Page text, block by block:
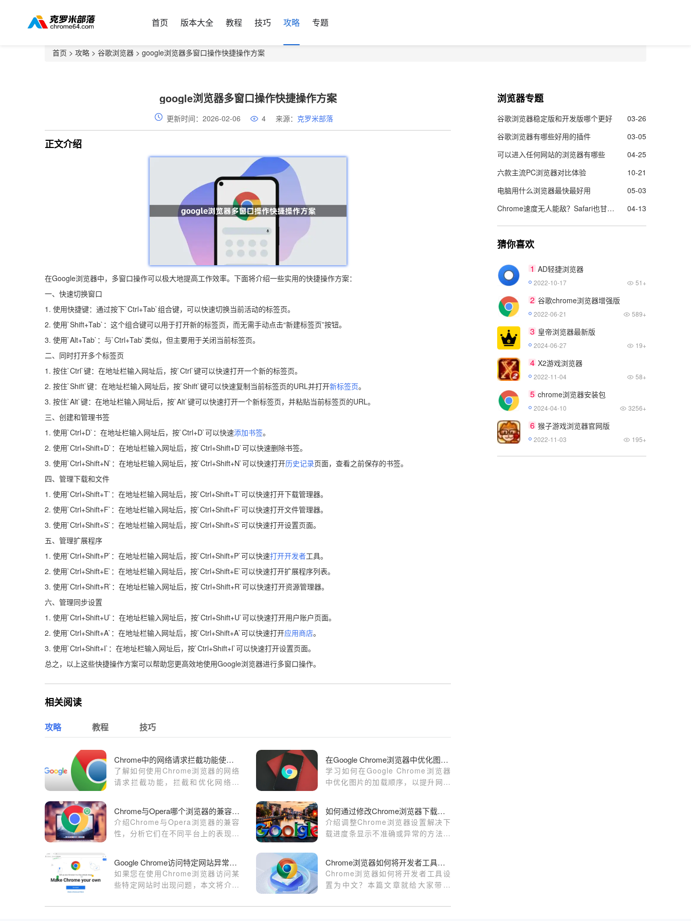
首页 版本大全 教程 技巧 攻略 专题
首页 > 攻略 > 谷歌浏览器 > google浏览器多窗口操作快捷操作方案
google浏览器多窗口操作快捷操作方案
更新时间：2026-02-06 4 来源： 克罗米部落
正文介绍
在Google浏览器中，多窗口操作可以极大地提高工作效率。下面将介绍一些实用的快捷操作方案：
一、快速切换窗口
1. 使用快捷键：通过按下`Ctrl+Tab`组合键，可以快速切换当前活动的标签页。
2. 使用`Shift+Tab`：这个组合键可以用于打开新的标签页，而无需手动点击“新建标签页”按钮。
3. 使用`Alt+Tab`：与`Ctrl+Tab`类似，但主要用于关闭当前标签页。
二、同时打开多个标签页
1. 按住`Ctrl`键：在地址栏输入网址后，按`Ctrl`键可以快速打开一个新的标签页。
2. 按住`Shift`键：在地址栏输入网址后，按`Shift`键可以快速复制当前标签页的URL并打开新标签页。
3. 按住`Alt`键：在地址栏输入网址后，按`Alt`键可以快速打开一个新标签页，并粘贴当前标签页的URL。
三、创建和管理书签
1. 使用`Ctrl+D`：在地址栏输入网址后，按`Ctrl+D`可以快速添加书签。
2. 使用`Ctrl+Shift+D`：在地址栏输入网址后，按`Ctrl+Shift+D`可以快速删除书签。
3. 使用`Ctrl+Shift+N`：在地址栏输入网址后，按`Ctrl+Shift+N`可以快速打开历史记录页面，查看之前保存的书签。
四、管理下载和文件
1. 使用`Ctrl+Shift+T`：在地址栏输入网址后，按`Ctrl+Shift+T`可以快速打开下载管理器。
2. 使用`Ctrl+Shift+F`：在地址栏输入网址后，按`Ctrl+Shift+F`可以快速打开文件管理器。
3. 使用`Ctrl+Shift+S`：在地址栏输入网址后，按`Ctrl+Shift+S`可以快速打开设置页面。
五、管理扩展程序
1. 使用`Ctrl+Shift+P`：在地址栏输入网址后，按`Ctrl+Shift+P`可以快速打开开发者工具。
2. 使用`Ctrl+Shift+E`：在地址栏输入网址后，按`Ctrl+Shift+E`可以快速打开扩展程序列表。
3. 使用`Ctrl+Shift+R`：在地址栏输入网址后，按`Ctrl+Shift+R`可以快速打开资源管理器。
六、管理同步设置
1. 使用`Ctrl+Shift+U`：在地址栏输入网址后，按`Ctrl+Shift+U`可以快速打开用户账户页面。
2. 使用`Ctrl+Shift+A`：在地址栏输入网址后，按`Ctrl+Shift+A`可以快速打开应用商店。
3. 使用`Ctrl+Shift+I`：在地址栏输入网址后，按`Ctrl+Shift+I`可以快速打开设置页面。
总之，以上这些快捷操作方案可以帮助您更高效地使用Google浏览器进行多窗口操作。
相关阅读
攻略 教程 技巧
Chrome中的网络请求拦截功能使用指南
了解如何使用Chrome浏览器的网络
请求拦截功能，拦截和优化网络请
在Google Chrome浏览器中优化图片的加载顺序
学习如何在Google Chrome浏览器
中优化图片的加载顺序，以提升网页
Chrome与Opera哪个浏览器的兼容性更强
介绍Chrome与Opera浏览器的兼容
性，分析它们在不同平台上的表现，
如何通过修改Chrome浏览器下载设置来解决下载进度问题
介绍调整Chrome浏览器设置解决下
载进度条显示不准确或异常的方法，
Google Chrome访问特定网站异常排查
如果您在使用Chrome浏览器访问某
些特定网站时出现问题，本文将介绍
解决方法，帮助您顺利浏览网页。
Chrome浏览器如何将开发者工具设置为中文
Chrome浏览器如何将开发者工具设
置为中文？本篇文章就给大家带来
教程，大家不要错过了。
浏览器专题
谷歌浏览器稳定版和开发版哪个更好
03-26
谷歌浏览器有哪些好用的插件
03-05
可以进入任何网站的浏览器有哪些
04-25
六款主流PC浏览器对比体验
10-21
电脑用什么浏览器最快最好用
05-03
Chrome速度无人能敌？Safari也甘拜下风
04-13
猜你喜欢
1 AD轻捷浏览器
2022-10-17 51+
2 谷歌chrome浏览器增强版
2022-06-21 589+
3 皇帝浏览器最新版
2024-06-27 19+
4 X2游戏浏览器
2022-11-04 58+
5 chrome浏览器安装包
2024-04-10 3256+
6 猴子游戏浏览器官网版
2022-11-03 195+